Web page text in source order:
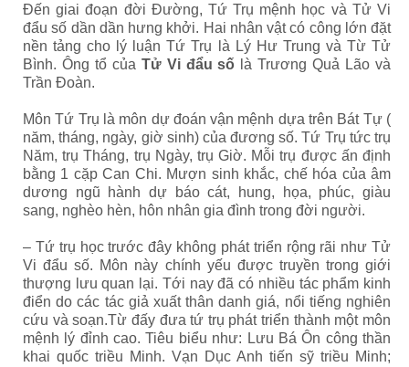
Đến giai đoạn đời Đường, Tứ Trụ mệnh học và Tử Vi
đẩu số dần dần hưng khởi. Hai nhân vật có công lớn đặt
nền tảng cho lý luận Tứ Trụ là Lý Hư Trung và Từ Tử
Bình. Ông tổ của Tử Vi đẩu số là Trương Quả Lão và
Trần Đoàn.
Môn Tứ Trụ là môn dự đoán vận mệnh dựa trên Bát Tự (
năm, tháng, ngày, giờ sinh) của đương số. Tứ Trụ tức trụ
Năm, trụ Tháng, trụ Ngày, trụ Giờ. Mỗi trụ được ấn định
bằng 1 cặp Can Chi. Mượn sinh khắc, chế hóa của âm
dương ngũ hành dự báo cát, hung, họa, phúc, giàu
sang, nghèo hèn, hôn nhân gia đình trong đời người.
– Tứ trụ học trước đây không phát triển rộng rãi như Tử
Vi đẩu số. Môn này chính yếu được truyền trong giới
thượng lưu quan lại. Tới nay đã có nhiều tác phẩm kinh
điển do các tác giả xuất thân danh giá, nổi tiếng nghiên
cứu và soạn.Từ đấy đưa tứ trụ phát triển thành một môn
mệnh lý đỉnh cao. Tiêu biểu như: Lưu Bá Ôn công thần
khai quốc triều Minh. Vạn Dục Anh tiến sỹ triều Minh;